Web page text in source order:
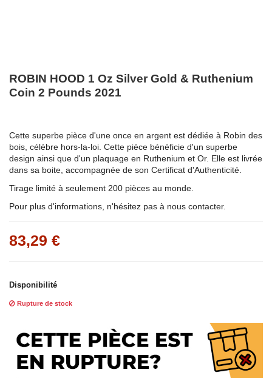
ROBIN HOOD 1 Oz Silver Gold & Ruthenium
Coin 2 Pounds 2021
Cette superbe pièce d'une once en argent est dédiée à Robin des
bois, célèbre hors-la-loi. Cette pièce bénéficie d'un superbe
design ainsi que d'un plaquage en Ruthenium et Or. Elle est livrée
dans sa boite, accompagnée de son Certificat d'Authenticité.
Tirage limité à seulement 200 pièces au monde.
Pour plus d'informations, n'hésitez pas à nous contacter.
83,29 €
Disponibilité
Rupture de stock